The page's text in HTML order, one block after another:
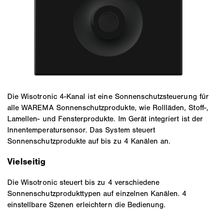
Die Wisotronic 4-Kanal ist eine Sonnenschutzsteuerung für
alle WAREMA Sonnenschutzprodukte, wie Rollläden, Stoff-,
Lamellen- und Fensterprodukte. Im Gerät integriert ist der
Innentemperatursensor. Das System steuert
Sonnenschutzprodukte auf bis zu 4 Kanälen an.
Vielseitig
Die Wisotronic steuert bis zu 4 verschiedene
Sonnenschutzprodukttypen auf einzelnen Kanälen. 4
einstellbare Szenen erleichtern die Bedienung.